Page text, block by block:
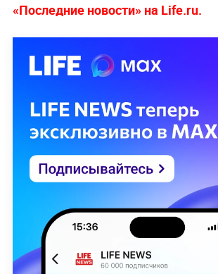
«Последние новости» на Life.ru.